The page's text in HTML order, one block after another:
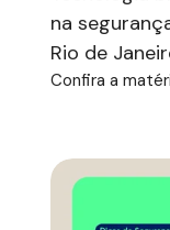
na
Rio de
Confira a